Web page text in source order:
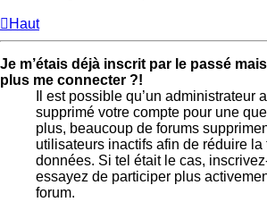
Haut
Je m’étais déjà inscrit par le passé
plus me connecter ?!
Il est possible qu’un administrateur
supprimé votre compte pour une
plus, beaucoup de forums
utilisateurs inactifs afin de réduire
données. Si tel était le cas,
essayez de participer plus
forum.